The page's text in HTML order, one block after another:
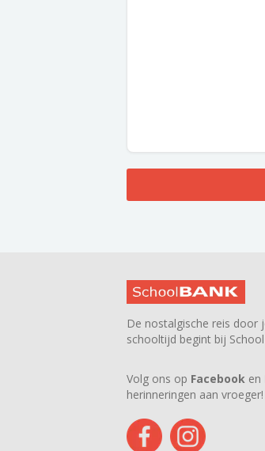
De nostalgische reis door
schooltijd begint bij
Volg ons op Facebook en
herinneringen aan vroeger!